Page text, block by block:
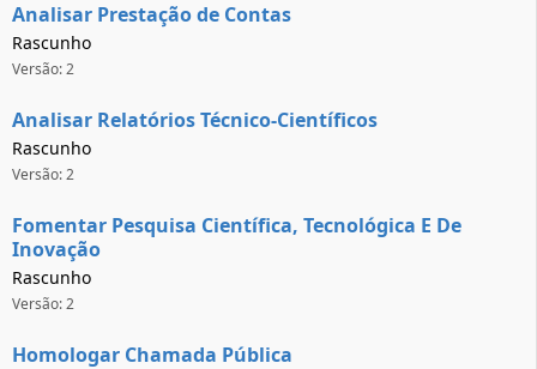
Analisar Prestação de Contas
Rascunho
Versão: 2
Analisar Relatórios Técnico-Científicos
Rascunho
Versão: 2
Fomentar Pesquisa Científica, Tecnológica E De
Inovação
Rascunho
Versão: 2
Homologar Chamada Pública